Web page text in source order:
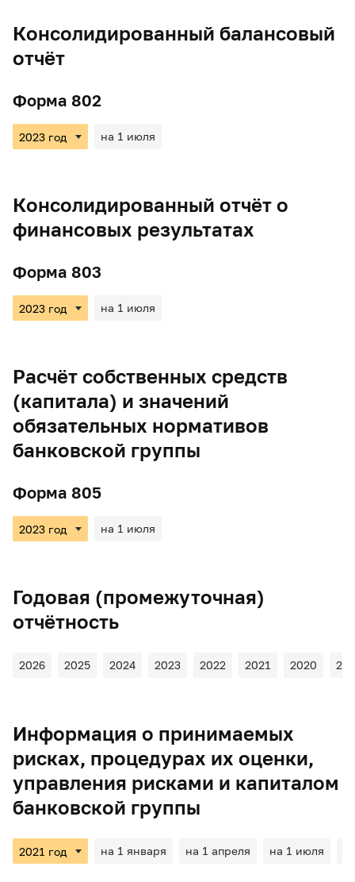
Консолидированный балансовый
отчёт
Форма 802
на 1 июля
Консолидированный отчёт о
финансовых результатах
Форма 803
на 1 июля
Расчёт собственных средств
(капитала) и значений
обязательных нормативов
банковской группы
Форма 805
на 1 июля
Годовая (промежуточная)
отчётность
2026 2025 2024 2023 2022 2021 2020
Информация о принимаемых
рисках, процедурах их оценки,
управления рисками и капиталом
банковской группы
на 1 января на 1 апреля на 1 июля